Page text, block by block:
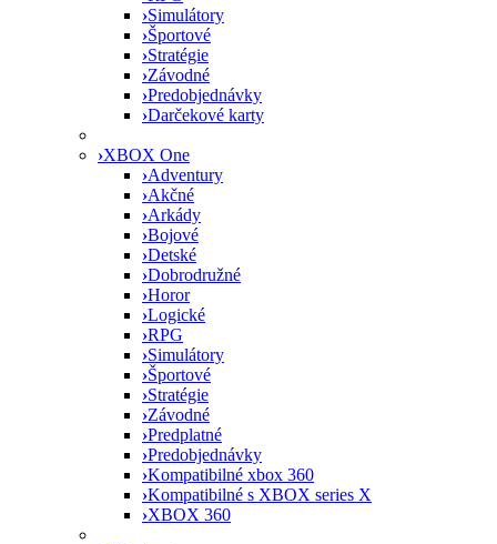
›Simulátory
›Športové
›Stratégie
›Závodné
›Predobjednávky
›Darčekové karty
›XBOX One
›Adventury
›Akčné
›Arkády
›Bojové
›Detské
›Dobrodružné
›Horor
›Logické
›RPG
›Simulátory
›Športové
›Stratégie
›Závodné
›Predplatné
›Predobjednávky
›Kompatibilné xbox 360
›Kompatibilné s XBOX series X
›XBOX 360